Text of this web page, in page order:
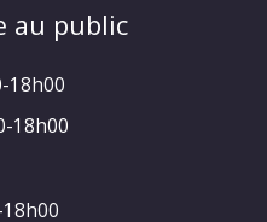
au public
18h00
18h00